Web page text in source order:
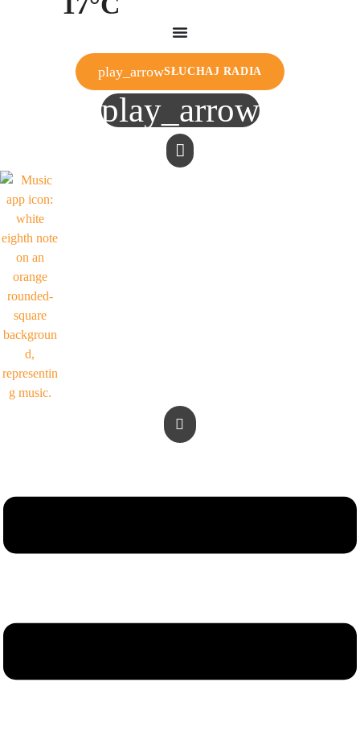
play_arrowSŁUCHAJ RADIA
play_arrow